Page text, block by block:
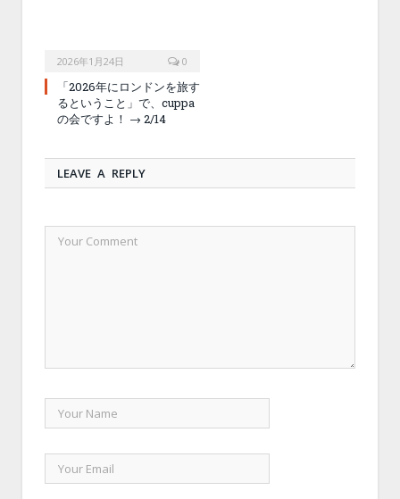
2026年1月24日 0
「2026年にロンドンを旅す
るということ」で、cuppa
の会ですよ！ → 2/14
LEAVE A REPLY